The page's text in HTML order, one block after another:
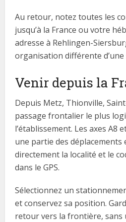
Au retour, notez toutes les
jusqu’à la France ou votre
adresse à Rehlingen-
organisation différente
Venir depuis la
Depuis Metz, Thionville,
passage frontalier le plus
l’établissement. Les axes A8
une partie des déplacements
directement la localité et le
dans le GPS.
Sélectionnez un
et conservez sa position.
retour vers la frontière, sans